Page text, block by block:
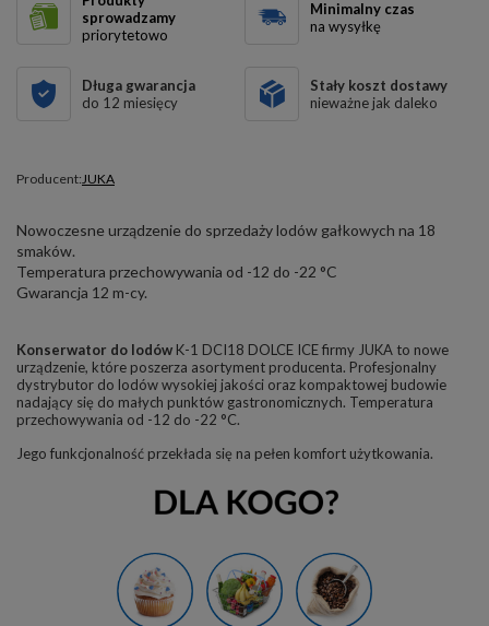
sprowadzamy
priorytetowo
Minimalny czas
na wysyłkę
Długa gwarancja
do 12 miesięcy
Stały koszt dostawy
nieważne jak daleko
Producent:JUKA
Nowoczesne urządzenie do sprzedaży lodów gałkowych na 18
smaków.
Temperatura przechowywania od -12 do -22 °C
Gwarancja 12 m-cy.
Konserwator do lodów K-1 DCI18 DOLCE ICE firmy JUKA to nowe
urządzenie, które poszerza asortyment producenta. Profesjonalny
dystrybutor do lodów wysokiej jakości oraz kompaktowej budowie
nadający się do małych punktów gastronomicznych. Temperatura
przechowywania od -12 do -22 °C.
Jego funkcjonalność przekłada się na pełen komfort użytkowania.